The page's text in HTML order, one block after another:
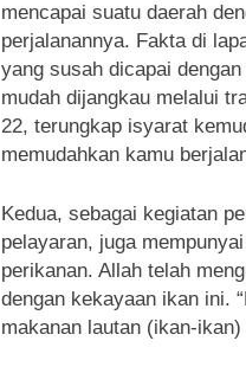
mencapai suatu daerah
perjalanannya. Fakta di
yang susah dicapai
mudah dijangkau melalui
22, terungkap isyarat
memudahkan kamu
Kedua, sebagai kegiatan
pelayaran, juga
perikanan. Allah telah
dengan kekayaan ikan ini.
makanan lautan (ikan-